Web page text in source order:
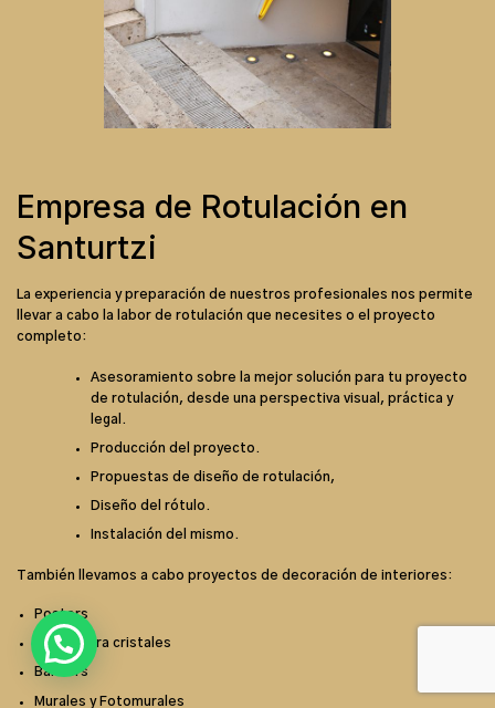
Empresa de Rotulación en
Santurtzi
La experiencia y preparación de nuestros profesionales nos permite
llevar a cabo la labor de rotulación que necesites o el proyecto
completo:
Asesoramiento sobre la mejor solución para tu proyecto
de rotulación, desde una perspectiva visual, práctica y
legal.
Producción del proyecto.
Propuestas de diseño de rotulación,
Diseño del rótulo.
Instalación del mismo.
También llevamos a cabo proyectos de decoración de interiores:
Posters
Vinilos para cristales
Banners
Murales y Fotomurales